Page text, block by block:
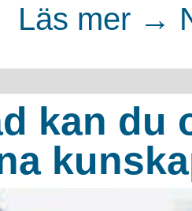
Läs mer →
kan du